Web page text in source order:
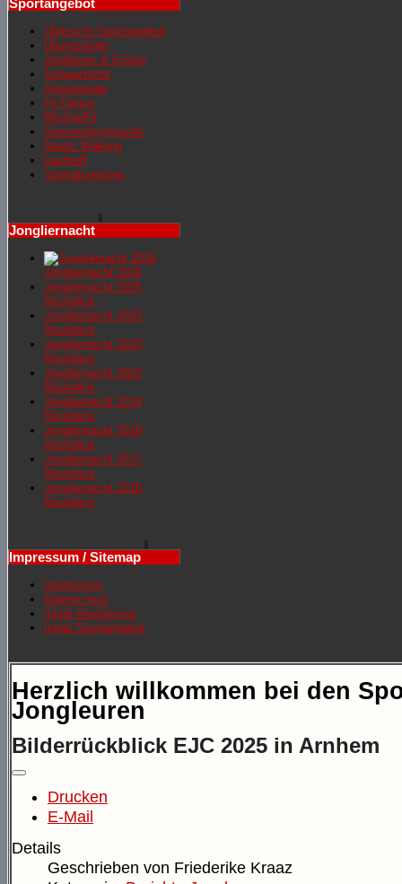
Sportangebot
Übersicht Sportangebot
Übungsleiter
Jonglieren & Einrad
Schwarzlicht
Showgruppe
Fit Dance
RückenFit
Seniorengymnastik
Nordic Walking
Lauftreff
Sportabzeichen
Jongliernacht
Jongliernacht 2026
Jongliernachr 2025
Rückblick
Jongliernacht 2024
Rückblick
Jongliernacht 2023
Rückblick
Jongliernacht 2022
Rückblick
Jongliernacht 2019
Rückblick
Jongliernacht 2018
Rückblick
Jongliernacht 2017
Rückblick
Jongliernacht 2016
Rückblick
Impressum / Sitemap
Impressum
Datenschutz
Inhalt Hauptmenü
Inhalt Sportangebot
Herzlich willkommen bei den
Jongleuren
Bilderrückblick EJC 2025 in Arnhem
Drucken
E-Mail
Details
Geschrieben von Friederike Kraaz